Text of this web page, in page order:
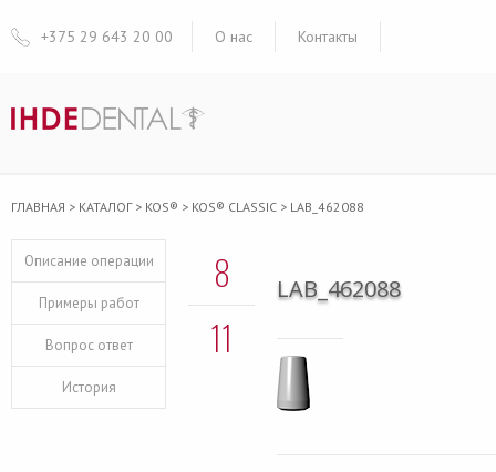
+375 29 643 20 00 О нас Контакты
ГЛАВНАЯ > КАТАЛОГ> KOS® > KOS® CLASSIC > LAB_462088
Описание операции
Примеры работ
Вопрос ответ
История
8
11
LAB_462088